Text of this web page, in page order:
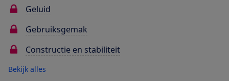
Geluid
Gebruiksgemak
Constructie en stabiliteit
Bekijk alles